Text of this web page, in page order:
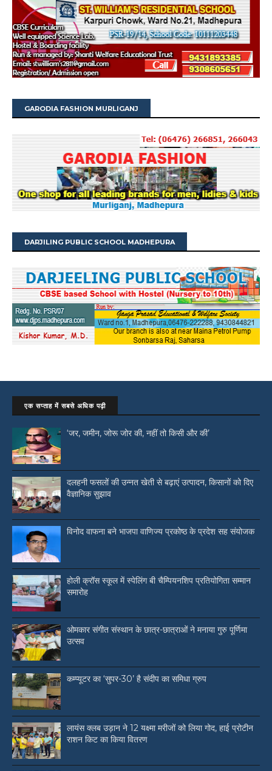
GARODIA FASHION MURLIGANJ
DARJILING PUBLIC SCHOOL MADHEPURA
एक सप्ताह में सबसे अधिक पढ़ी
‘जर, जमीन, जोरू जोर की, नहीं तो किसी और की’
दलहनी फसलों की उन्नत खेती से बढ़ाएं उत्पादन, किसानों को दिए
वैज्ञानिक सुझाव
विनोद वाफना बने भाजपा वाणिज्य प्रकोष्ठ के प्रदेश सह संयोजक
होली क्रॉस स्कूल में स्पेलिंग बी चैम्पियनशिप प्रतियोगिता सम्मान
समारोह
ओमकार संगीत संस्थान के छात्र-छात्राओं ने मनाया गुरु पूर्णिमा
उत्सव
कम्प्यूटर का ‘सुपर-30’ है संदीप का समिधा ग्रुप
लायंस क्लब उड़ान ने 12 यक्ष्मा मरीजों को लिया गोद, हाई प्रोटीन
राशन किट का किया वितरण